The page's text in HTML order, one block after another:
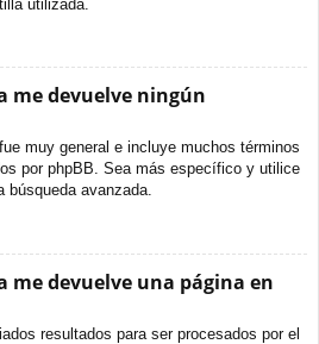
utilizada.
me devuelve ningún
muy general e incluye muchos términos
por phpBB. Sea más específico y utilice
búsqueda avanzada.
me devuelve una página en
resultados para ser procesados por el